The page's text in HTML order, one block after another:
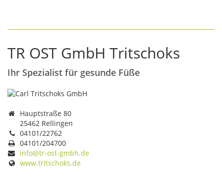
TR OST GmbH Tritschoks
Ihr Spezialist für gesunde Füße
Hauptstraße 80
25462 Rellingen
04101/22762
04101/204700
info@tr-ost-gmbh.de
www.tritschoks.de